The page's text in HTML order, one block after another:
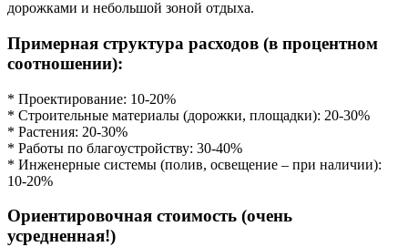
дорожками и небольшой зоной отдыха.
Примерная структура расходов (в процентном
соотношении):
* Проектирование: 10-20%
* Строительные материалы (дорожки, площадки): 20-30%
* Растения: 20-30%
* Работы по благоустройству: 30-40%
* Инженерные системы (полив, освещение – при наличии):
10-20%
Ориентировочная стоимость (очень
усредненная!)